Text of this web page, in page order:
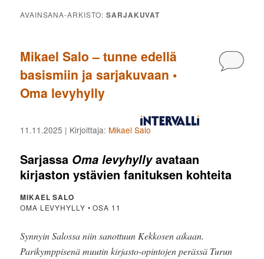
AVAINSANA-ARKISTO:SARJAKUVAT
Mikael Salo – tunne edellä
basismiin ja sarjakuvaan •
Oma levyhylly
11.11.2025 | Kirjoittaja: Mikael Salo
Sarjassa Oma levyhyllyavataan
kirjaston ystävien fanituksen kohteita
MIKAEL SALO
OMA LEVYHYLLY • OSA 11
Synnyin Salossa niin sanottuun Kekkosen aikaan.
Parikymppisenä muutin kirjasto-opintojen perässä Turun